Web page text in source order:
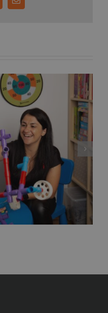
E-
Calista anunță un proiect
modul de
profesiei de ”analist
adică specialistul care
problemelor copiilor cu
autism